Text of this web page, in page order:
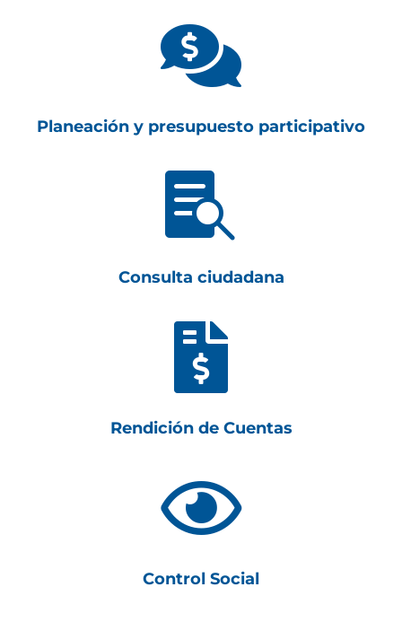

Planeación y presupuesto participativo

Consulta ciudadana

Rendición de Cuentas

Control Social